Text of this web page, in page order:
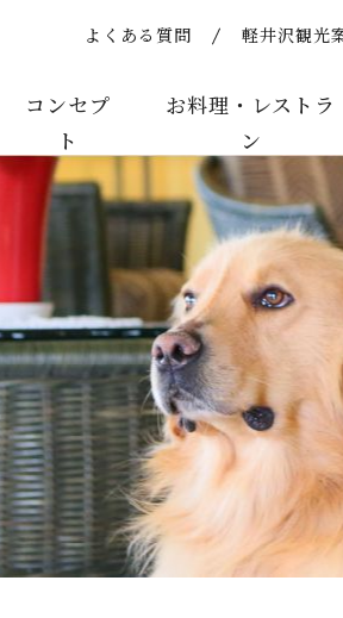
】軽井沢ホテルそよかぜ｜ペット
よくある質問 軽井沢観光
コンセプ
ト
お料理・レストラ
ン